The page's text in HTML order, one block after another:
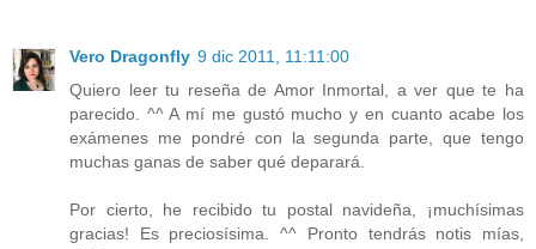
Vero Dragonfly 9 dic 2011, 11:11:00
Quiero leer tu reseña de Amor Inmortal, a ver que te ha
parecido. ^^ A mí me gustó mucho y en cuanto acabe los
exámenes me pondré con la segunda parte, que tengo
muchas ganas de saber qué deparará.
Por cierto, he recibido tu postal navideña, ¡muchísimas
gracias! Es preciosísima. ^^ Pronto tendrás notis mías,